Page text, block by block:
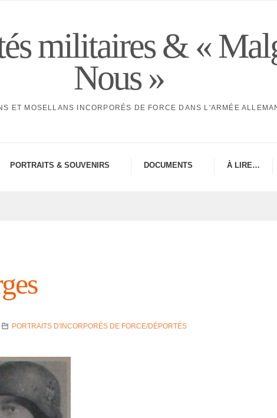
militaires & «
Nous »
ET MOSELLANS INCORPORÉS DE FORCE DANS L'ARMÉE
PORTRAITS & SOUVE­NIRS DOCU­MENTS À LIRE…
PORTRAITS D'INCORPORÉS DE FORCE/DÉPORTÉS